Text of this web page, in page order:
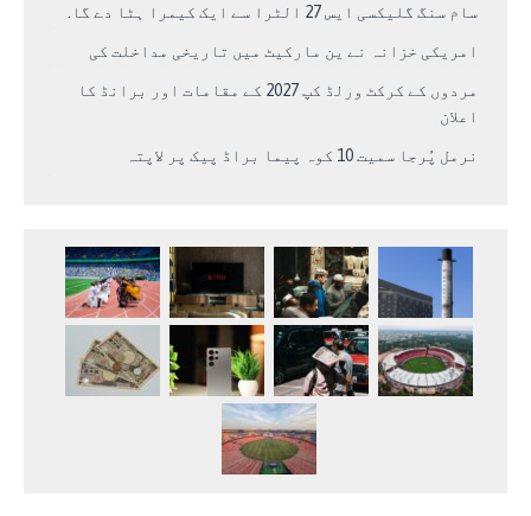
سام سنگ گلیکسی ایس 27 الٹرا سے ایک کیمرا ہٹا دے گا.
امریکی خزانہ نے ین مارکیٹ میں تاریخی مداخلت کی
مردوں کے کرکٹ ورلڈ کپ 2027 کے مقامات اور برانڈ کا
اعلان
نرمل پُرجا سمیت 10 کوہ پیما براڈ پیک پر لاپتہ